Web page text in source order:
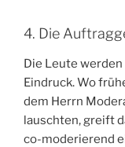
4. Die
Die Leute
Eindruck. Wo
dem Herrn
lauschten, greift
co-moderierend